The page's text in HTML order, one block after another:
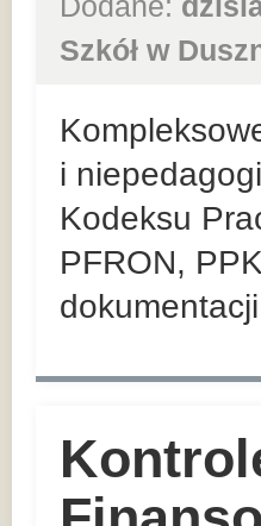
Szkół w
i
Kodeksu
PFRON,